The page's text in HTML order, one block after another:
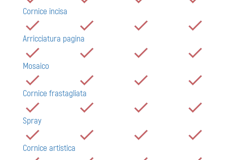
Cornice incisa
Arricciatura pagina
Mosaico
Cornice frastagliata
Spray
Cornice artistica